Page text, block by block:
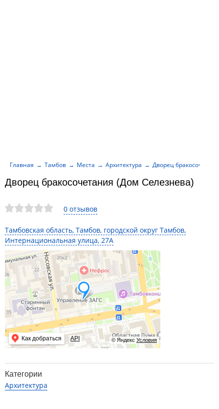
0 отзывов
Тамбовская область, Тамбов, городской округ Тамбов,
Интернациональная улица, 27А
© Яндекс Условия
Как добраться API
Дворец бракосочетания (Дом Селезнева)
Главная Тамбов Места Архитектура Дворец
Категории
Архитектура